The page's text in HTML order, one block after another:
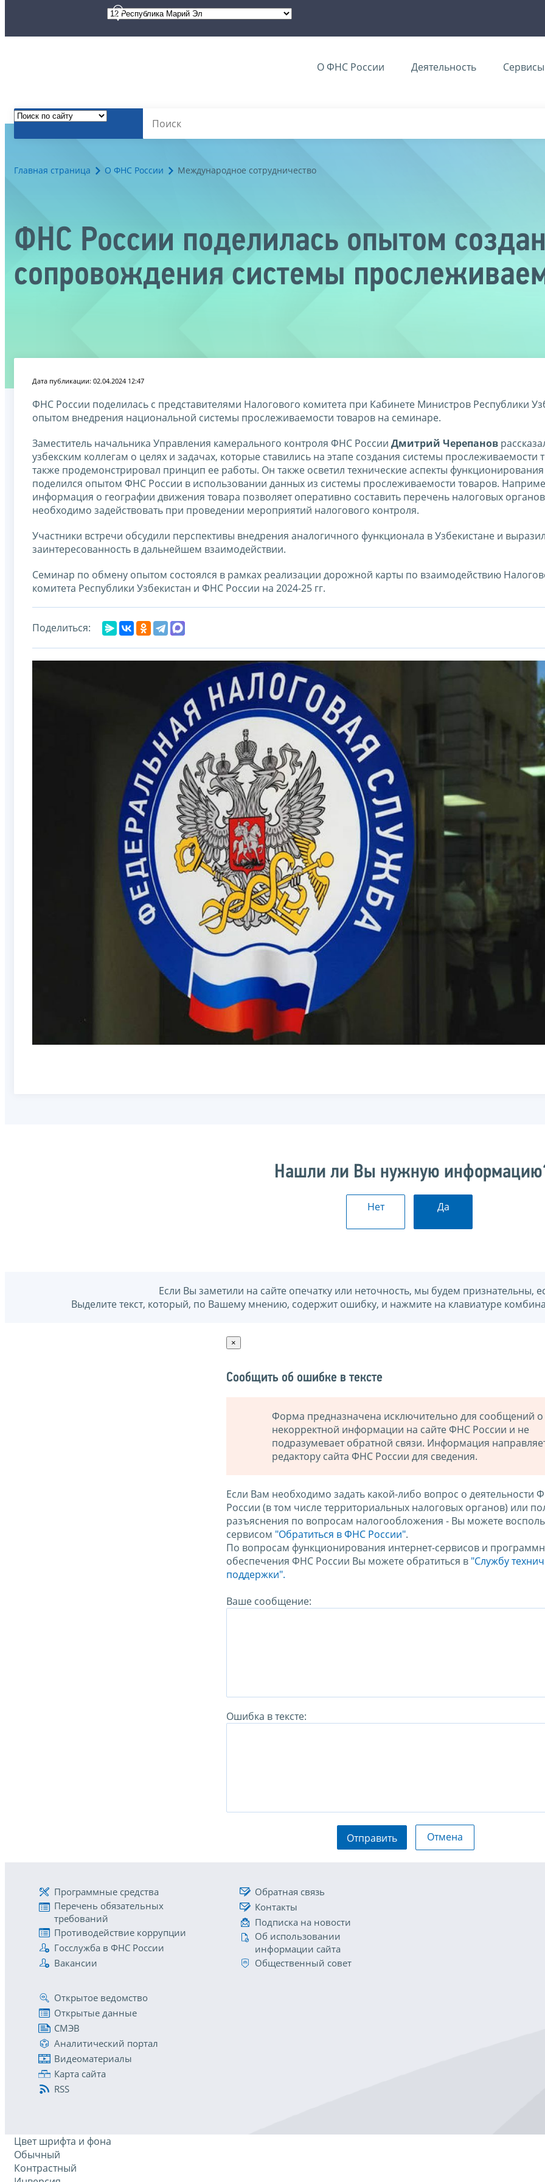
О ФНС России Деятельность Сервисы
Главная страница О ФНС России Международное сотрудничество
ФНС России поделилась опытом
сопровождения системы
Дата публикации: 02.04.2024 12:47
ФНС России поделилась с представителями Налогового комитета при Кабинете Министров Республики
опытом внедрения национальной системы прослеживаемости товаров на семинаре.
Заместитель начальника Управления камерального контроля ФНС России Дмитрий Черепанов
узбекским коллегам о целях и задачах, которые ставились на этапе создания системы прослеживаемости
также продемонстрировал принцип ее работы. Он также осветил технические аспекты
поделился опытом ФНС России в использовании данных из системы прослеживаемости товаров.
информация о географии движения товара позволяет оперативно составить перечень налоговых
необходимо задействовать при проведении мероприятий налогового контроля.
Участники встречи обсудили перспективы внедрения аналогичного функционала в Узбекистане и
заинтересованность в дальнейшем взаимодействии.
Семинар по обмену опытом состоялся в рамках реализации дорожной карты по взаимодействию
комитета Республики Узбекистан и ФНС России на 2024-25 гг.
Поделиться:
Нашли ли Вы нужную
Нет Да
Если Вы заметили на сайте опечатку или неточность, мы будем признательны,
Выделите текст, который, по Вашему мнению, содержит ошибку, и нажмите на клавиатуре
×
Сообщить об ошибке в тексте
Форма предназначена исключительно для сообщений о
некорректной информации на сайте ФНС России и не
подразумевает обратной связи. Информация
редактору сайта ФНС России для сведения.
Если Вам необходимо задать какой-либо вопрос о деятельности
России (в том числе территориальных налоговых органов) или
разъяснения по вопросам налогообложения - Вы можете
сервисом "Обратиться в ФНС России".
По вопросам функционирования интернет-сервисов и
обеспечения ФНС России Вы можете обратиться в "Службу
поддержки".
Ваше сообщение:
Ошибка в тексте:
Отправить Отмена
Программные средства
Перечень обязательных
требований
Противодействие коррупции
Госслужба в ФНС России
Вакансии
Обратная связь
Контакты
Подписка на новости
Об использовании
информации сайта
Общественный совет
Открытое ведомство
Открытые данные
СМЭВ
Аналитический портал
Видеоматериалы
Карта сайта
RSS
Цвет шрифта и фона
Обычный
Контрастный